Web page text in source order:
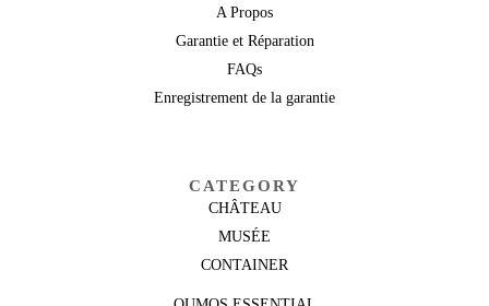
A Propos
Garantie et Réparation
FAQs
Enregistrement de la garantie
CATEGORY
CHÂTEAU
MUSÉE
CONTAINER